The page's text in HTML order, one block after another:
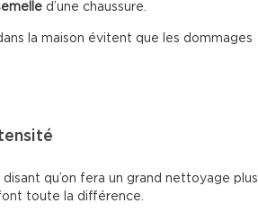
d’une chaussure.
la maison évitent que les dommages
qu’on fera un grand nettoyage plus
toute la différence.